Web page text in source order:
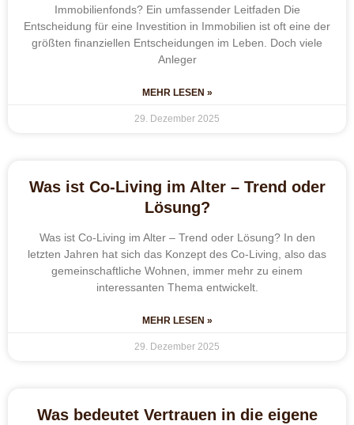
Immobilienfonds? Ein umfassender Leitfaden Die
Entscheidung für eine Investition in Immobilien ist oft eine der
größten finanziellen Entscheidungen im Leben. Doch viele
Anleger
MEHR LESEN »
29. Dezember 2025
Was ist Co-Living im Alter – Trend oder
Lösung?
Was ist Co-Living im Alter – Trend oder Lösung? In den
letzten Jahren hat sich das Konzept des Co-Living, also das
gemeinschaftliche Wohnen, immer mehr zu einem
interessanten Thema entwickelt.
MEHR LESEN »
29. Dezember 2025
Was bedeutet Vertrauen in die eigene